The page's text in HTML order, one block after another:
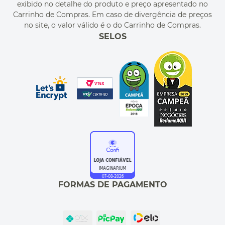
CUPONS DE DESCONTO
exibido no detalhe do produto e preço apresentado no
Carrinho de Compras. Em caso de divergência de preços
no site, o valor válido é o do Carrinho de Compras.
SELOS
FORMAS DE PAGAMENTO